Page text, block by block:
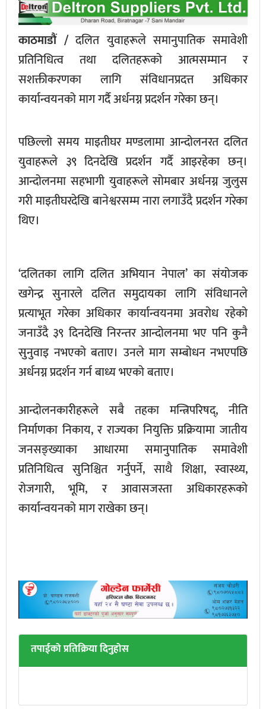
काठमाडौं /दलित युवाहरूले समानुपातिक समावेशी
प्रतिनिधित्व तथा दलितहरूको आत्मसम्मान र
सशक्तीकरणका लागि संविधानप्रदत्त अधिकार
कार्यान्वयनको माग गर्दै अर्धनग्न प्रदर्शन गरेका छन्।
पछिल्लो समय माइतीघर मण्डलामा आन्दोलनरत दलित
युवाहरूले ३९ दिनदेखि प्रदर्शन गर्दै आइरहेका छन्।
आन्दोलनमा सहभागी युवाहरूले सोमबार अर्धनग्न जुलुस
गरी माइतीघरदेखि बानेश्वरसम्म नारा लगाउँदै प्रदर्शन गरेका
थिए।
‘दलितका लागि दलित अभियान नेपाल’ का संयोजक
खगेन्द्र सुनारले दलित समुदायका लागि संविधानले
प्रत्याभूत गरेका अधिकार कार्यान्वयनमा अवरोध रहेको
जनाउँदै ३९ दिनदेखि निरन्तर आन्दोलनमा भए पनि कुनै
सुनुवाइ नभएको बताए। उनले माग सम्बोधन नभएपछि
अर्धनग्न प्रदर्शन गर्न बाध्य भएको बताए।
आन्दोलनकारीहरूले सबै तहका मन्त्रिपरिषद्, नीति
निर्माणका निकाय, र राज्यका नियुक्ति प्रक्रियामा जातीय
जनसङ्ख्याका आधारमा समानुपातिक समावेशी
प्रतिनिधित्व सुनिश्चित गर्नुपर्ने, साथै शिक्षा, स्वास्थ्य,
रोजगारी, भूमि, र आवासजस्ता अधिकारहरूको
कार्यान्वयनको माग राखेका छन्।
तपाईको प्रतिक्रिया दिनुहोस